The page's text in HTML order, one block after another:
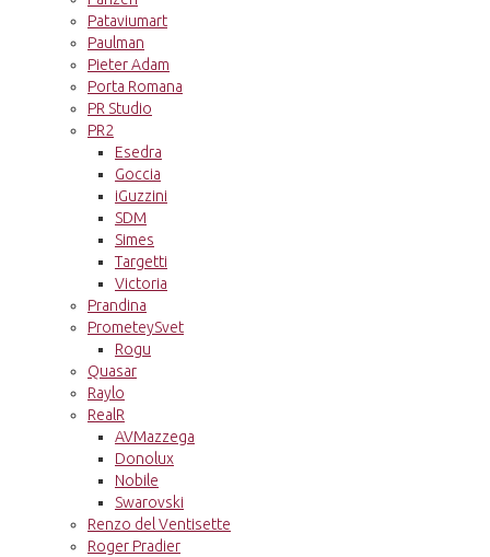
Pataviumart
Paulman
Pieter Adam
Porta Romana
PR Studio
PR2
Esedra
Goccia
iGuzzini
SDM
Simes
Targetti
Victoria
Prandina
PrometeySvet
Rogu
Quasar
Raylo
RealR
AVMazzega
Donolux
Nobile
Swarovski
Renzo del Ventisette
Roger Pradier